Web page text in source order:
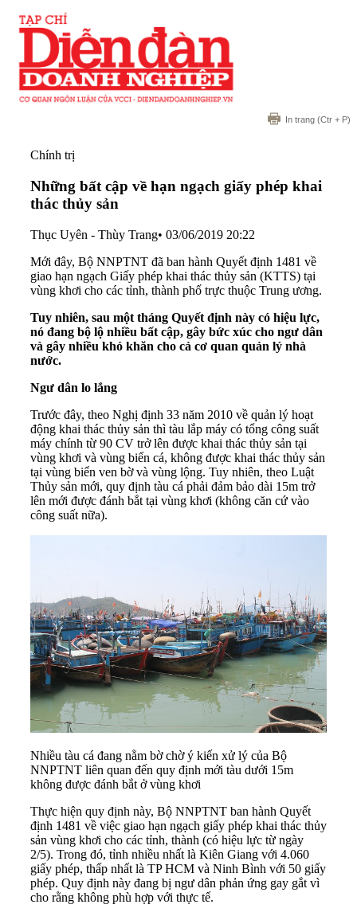
In trang (Ctr + P)
Chính trị
Những bất cập về hạn ngạch giấy phép khai
thác thủy sản
Thục Uyên - Thùy Trang• 03/06/2019 20:22
Mới đây, Bộ NNPTNT đã ban hành Quyết định 1481 về
giao hạn ngạch Giấy phép khai thác thủy sản (KTTS) tại
vùng khơi cho các tỉnh, thành phố trực thuộc Trung ương.
Tuy nhiên, sau một tháng Quyết định này có hiệu lực,
nó đang bộ lộ nhiều bất cập, gây bức xúc cho ngư dân
và gây nhiều khó khăn cho cả cơ quan quản lý nhà
nước.
Ngư dân lo lắng
Trước đây, theo Nghị định 33 năm 2010 về quản lý hoạt
động khai thác thủy sản thì tàu lắp máy có tổng công suất
máy chính từ 90 CV trở lên được khai thác thủy sản tại
vùng khơi và vùng biển cá, không được khai thác thủy sản
tại vùng biển ven bờ và vùng lộng. Tuy nhiên, theo Luật
Thủy sản mới, quy định tàu cá phải đảm bảo dài 15m trở
lên mới được đánh bắt tại vùng khơi (không căn cứ vào
công suất nữa).
Nhiều tàu cá đang nằm bờ chờ ý kiến xử lý của Bộ
NNPTNT liên quan đến quy định mới tàu dưới 15m
không được đánh bắt ở vùng khơi
Thực hiện quy định này, Bộ NNPTNT ban hành Quyết
định 1481 về việc giao hạn ngạch giấy phép khai thác thủy
sản vùng khơi cho các tỉnh, thành (có hiệu lực từ ngày
2/5). Trong đó, tỉnh nhiều nhất là Kiên Giang với 4.060
giấy phép, thấp nhất là TP HCM và Ninh Bình với 50 giấy
phép. Quy định này đang bị ngư dân phản ứng gay gắt vì
cho rằng không phù hợp với thực tế.